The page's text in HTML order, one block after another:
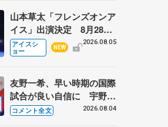
山本草太「フレンズオンア
イス」出演決定 8月28日
（金）2公演のみ 荒川静
香さんプロデュース、20
アイスシ
ョー
NEW
2026.08.05
友野一希、早い時期の国際
試合が良い自信に 宇野昌
磨の現役復帰に思っている
コメント全文 2026.08.04